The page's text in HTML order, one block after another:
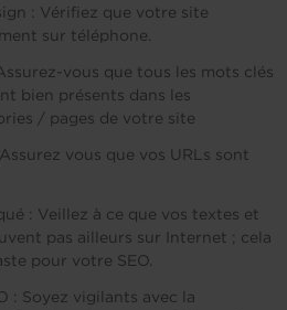
: Vérifiez que votre site
sur téléphone.
Assurez-vous que tous les mots clés
bien présents dans les
/ pages de votre site
Assurez vous que vos URLs sont
: Veillez à ce que vos textes et
pas ailleurs sur Internet ; cela
pour votre SEO.
: Soyez vigilants avec la